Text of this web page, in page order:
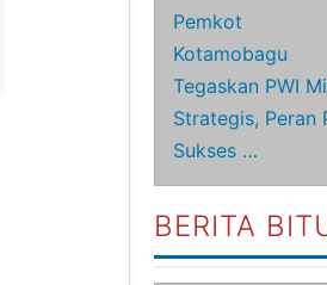
Pemkot
Kotamobagu
Tegaskan PWI
Strategis, Peran
Sukses …
BERITA